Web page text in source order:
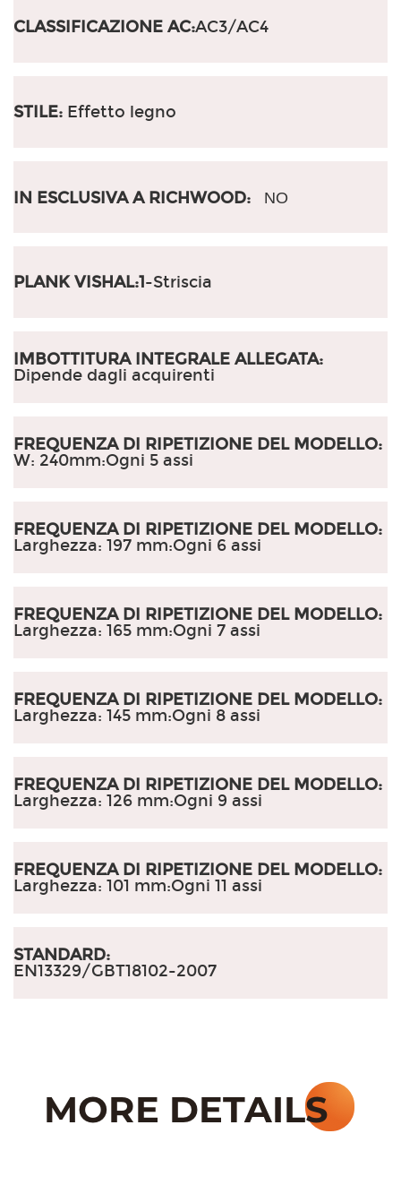
CLASSIFICAZIONE AC:AC3/AC4
STILE: Effetto legno
IN ESCLUSIVA A RICHWOOD: NO
PLANK VISHAL:1-Striscia
IMBOTTITURA INTEGRALE ALLEGATA:
Dipende dagli acquirenti
FREQUENZA DI RIPETIZIONE DEL MODELLO:
W: 240mm:Ogni 5 assi
FREQUENZA DI RIPETIZIONE DEL MODELLO:
Larghezza: 197 mm:Ogni 6 assi
FREQUENZA DI RIPETIZIONE DEL MODELLO:
Larghezza: 165 mm:Ogni 7 assi
FREQUENZA DI RIPETIZIONE DEL MODELLO:
Larghezza: 145 mm:Ogni 8 assi
FREQUENZA DI RIPETIZIONE DEL MODELLO:
Larghezza: 126 mm:Ogni 9 assi
FREQUENZA DI RIPETIZIONE DEL MODELLO:
Larghezza: 101 mm:Ogni 11 assi
STANDARD:
EN13329/GBT18102-2007